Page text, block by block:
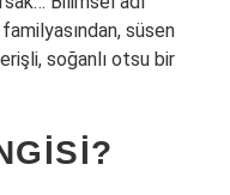
süsen
soğanlı otsu bir